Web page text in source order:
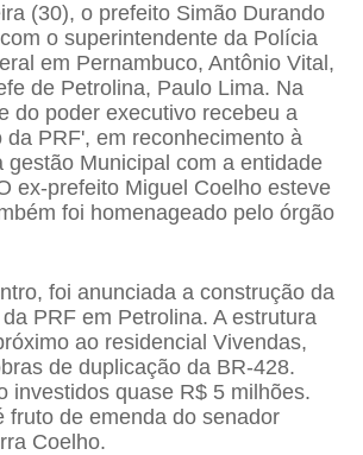
(30), o prefeito Simão Durando
o superintendente da Polícia
em Pernambuco, Antônio Vital,
de Petrolina, Paulo Lima. Na
do poder executivo recebeu a
da PRF', em reconhecimento à
gestão Municipal com a entidade
ex-prefeito Miguel Coelho esteve
foi homenageado pelo órgão
foi anunciada a construção da
PRF em Petrolina. A estrutura
ao residencial Vivendas,
de duplicação da BR-428.
investidos quase R$ 5 milhões.
fruto de emenda do senador
Coelho.